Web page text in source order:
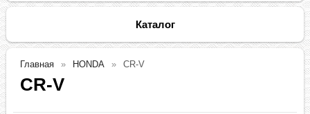
Каталог
Главная HONDA CR-V
CR-V